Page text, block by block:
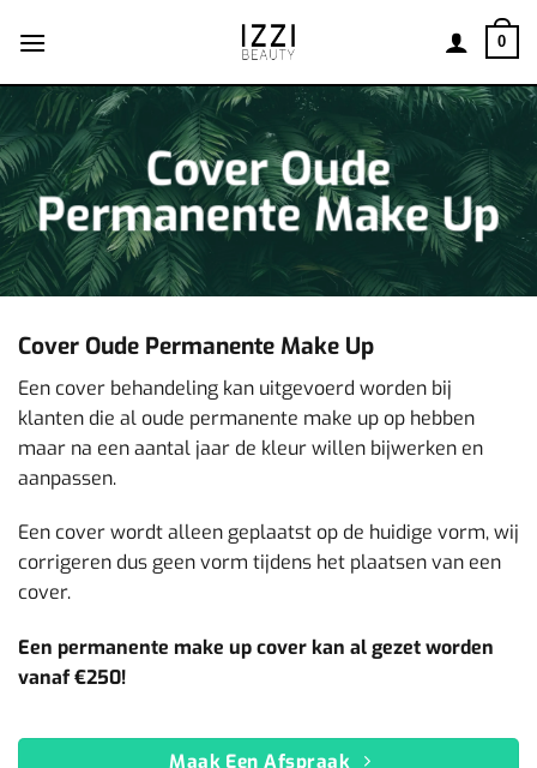
naar
0
Cover Oude
Permanente Make Up
Cover Oude Permanente Make Up
Een cover behandeling kan uitgevoerd worden bij
klanten die al oude permanente make up op hebben
maar na een aantal jaar de kleur willen bijwerken en
aanpassen.
Een cover wordt alleen geplaatst op de huidige vorm, wij
corrigeren dus geen vorm tijdens het plaatsen van een
cover.
Een permanente make up cover kan al gezet worden
vanaf €250!
Maak Een Afspraak